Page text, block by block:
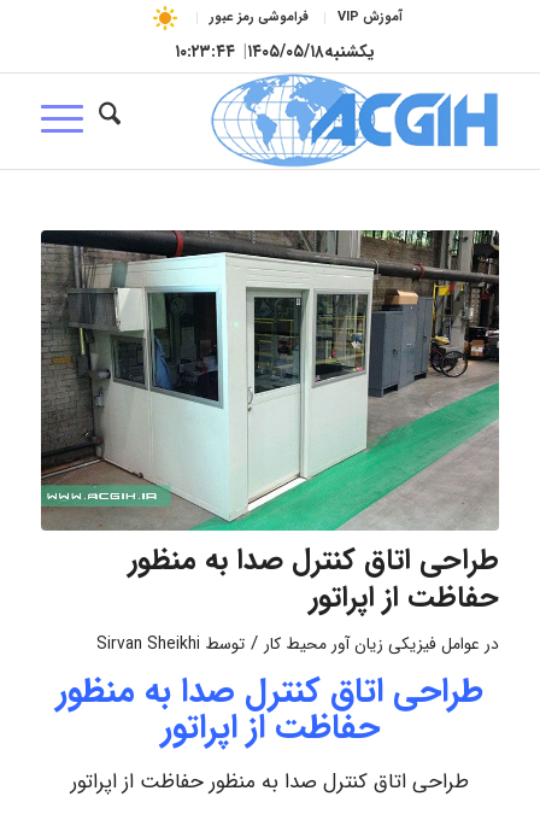
آموزش VIP فراموشی رمز عبور
یکشنبه۱۴۰۵/۰۵/۱۸| ۱۰:۲۳:۴۵
طراحی اتاق کنترل صدا به منظور
حفاظت از اپراتور
در عوامل فیزیکی زیان آور محیط کار / توسط Sirvan Sheikhi
طراحی اتاق کنترل صدا به منظور
حفاظت از اپراتور
طراحی اتاق کنترل صدا به منظور حفاظت از اپراتور